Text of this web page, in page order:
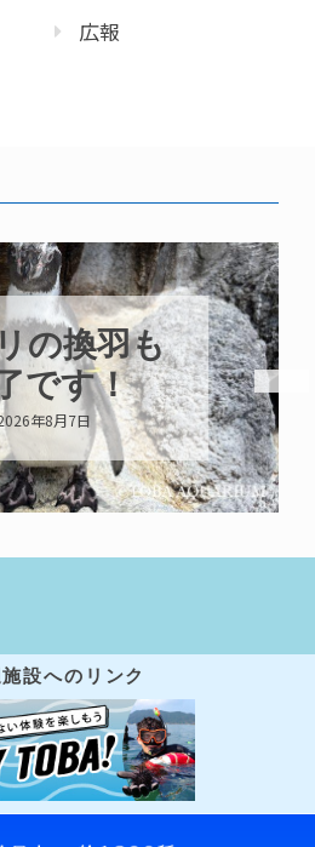
広報
の換羽も
です！
年8月7日
設へのリンク